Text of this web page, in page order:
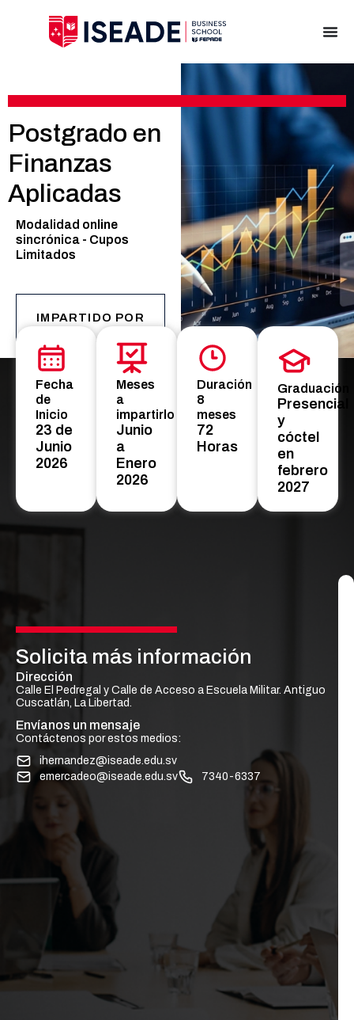
Postgrado en
Finanzas
Aplicadas
Modalidad online
sincrónica - Cupos
Limitados
IMPARTIDO POR
Fecha
de
Inicio
23 de
Junio
2026
Meses
a
impartirlo
Junio
a
Enero
2026
Duración
8
meses
72
Horas
Graduación
Presencial
y
cóctel
en
febrero
2027
Solicita más información
Dirección
Calle El Pedregal y Calle de Acceso a Escuela Militar. Antiguo
Cuscatlán, La Libertad.
Envíanos un mensaje
Contáctenos por estos medios:
ihernandez@iseade.edu.sv
emercadeo@iseade.edu.sv
7340-6337